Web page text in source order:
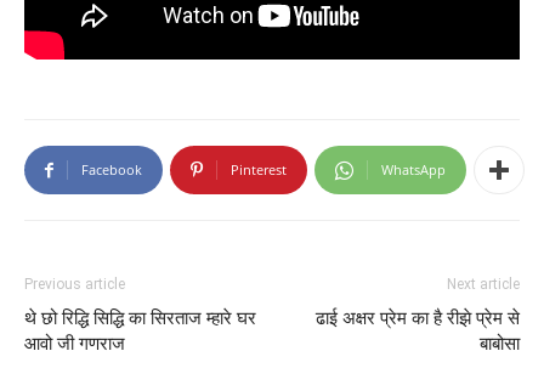
Facebook Pinterest WhatsApp
Previous article
थे छो रिद्धि सिद्धि का सिरताज म्हारे घर
आवो जी गणराज
Next article
ढाई अक्षर प्रेम का है रीझे प्रेम से
बाबोसा